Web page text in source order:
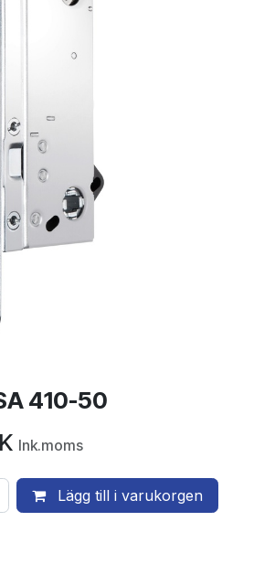
410-50
Ink.moms
Lägg till i varukorgen